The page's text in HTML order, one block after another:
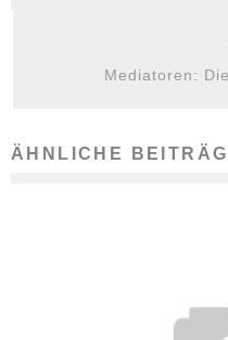
Mediatoren:
ÄHNLICHE